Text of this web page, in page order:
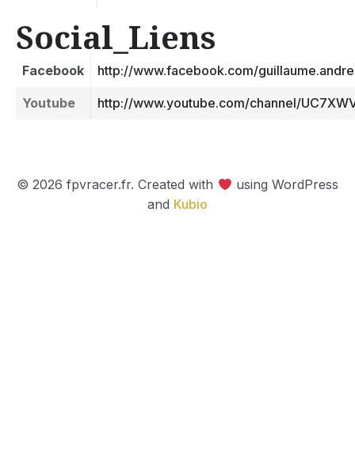
Social_Liens
Facebook http://www.facebook.com/
Youtube http://www.youtube.com/channel/
© 2026 fpvracer.fr. Created with
using WordPress
and Kubio